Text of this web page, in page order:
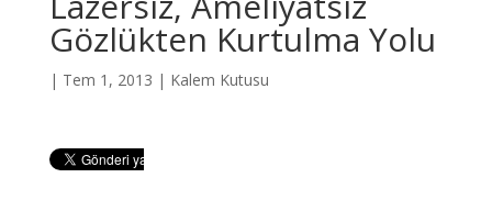
Gözlükten Kurtulma Yolu
| Tem 1, 2013 | Kalem Kutusu